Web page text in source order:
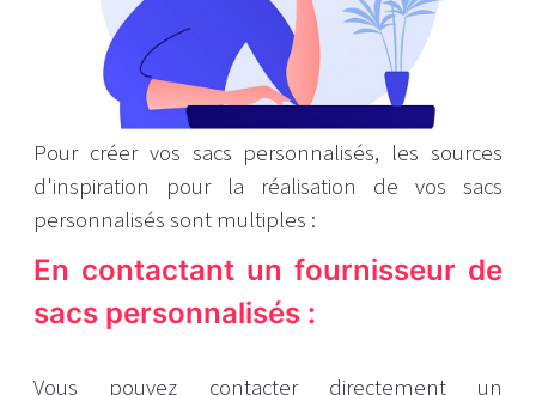
Pour créer vos sacs personnalisés, les sources
d'inspiration pour la réalisation de vos sacs
personnalisés sont multiples :
En contactant un fournisseur de
sacs personnalisés :
Vous pouvez contacter directement un